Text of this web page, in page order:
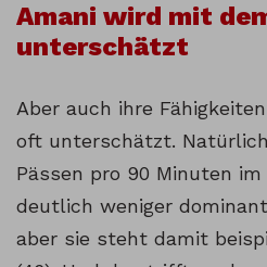
Amani wird mit
unterschätzt
Aber auch ihre
oft unterschätzt.
Pässen pro 90 Minuten
deutlich weniger
aber sie steht damit